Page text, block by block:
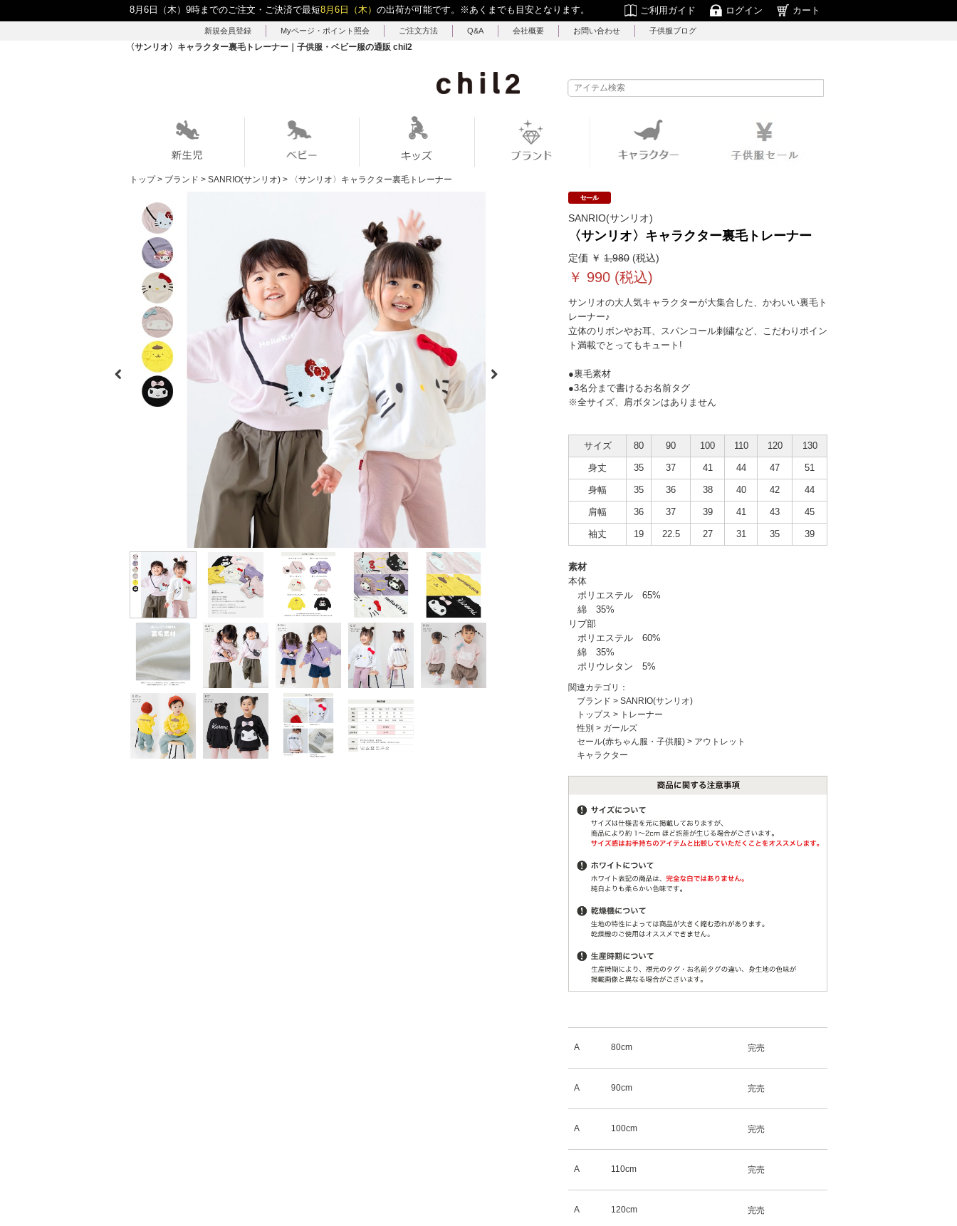
8月6日（木）9時までのご注文・ご決済で最短8月6日（木） の出荷が可能です。 ※あくまでも目安となります。 ご利用ガイド ログイン カート
新規会員登録 Myページ・ポイント照会 ご注文方法 Q&A 会社概要 お問い合わせ 子供服ブログ
〈サンリオ〉キャラクター裏毛トレーナー｜子供服・ベビー服の通販 chil2
トップ > ブランド > SANRIO(サンリオ) > 〈サンリオ〉キャラクター裏毛トレーナー
SANRIO(サンリオ)
〈サンリオ〉キャラクター裏毛トレーナー
定価 ￥ 1,980 (税込)
￥ 990 (税込)
サンリオの大人気キャラクターが大集合した、かわいい裏毛ト
レーナー♪
立体のリボンやお耳、スパンコール刺繍など、こだわりポイン
ト満載でとってもキュート!
●裏毛素材
●3名分まで書けるお名前タグ
※全サイズ、肩ボタンはありません
サイズ 80 90 100 110 120 130
身丈 35 37 41 44 47 51
身幅 35 36 38 40 42 44
肩幅 36 37 39 41 43 45
袖丈 19 22.5 27 31 35 39
素材
本体
ポリエステル 65%
綿 35%
リブ部
ポリエステル 60%
綿 35%
ポリウレタン 5%
関連カテゴリ：
ブランド > SANRIO(サンリオ)
トップス > トレーナー
性別 > ガールズ
セール(赤ちゃん服・子供服) > アウトレット
キャラクター
A 80cm 完売
A 90cm 完売
A 100cm 完売
A 110cm 完売
A 120cm 完売